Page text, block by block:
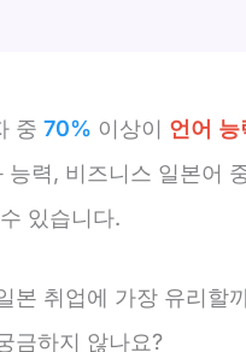
중 70% 이상이 언어
력, 비즈니스 일본어
있습니다.
본 취업에 가장 유리할
금하지 않나요?